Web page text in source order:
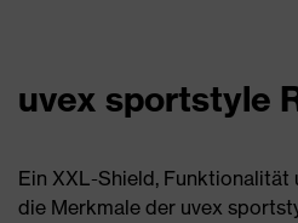
uvex sportstyle
Ein XXL-Shield, Funktionalität
die Merkmale der uvex